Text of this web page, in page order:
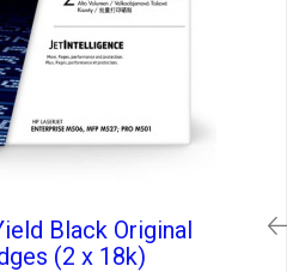
Black Original
(2 x 18k)